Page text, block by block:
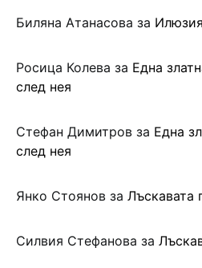
Биляна Атанасова за
Росица Колева за Една
след нея
Стефан Димитров за Една
след нея
Янко Стоянов за Лъскавата
Силвия Стефанова за